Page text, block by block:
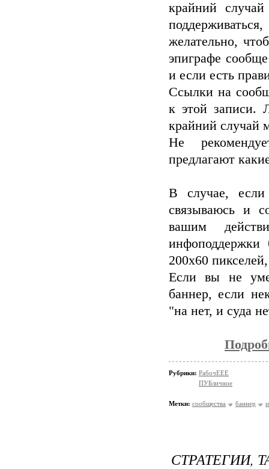
крайний
желательно,
эпиграфе
и если есть
Ссылки на
к этой записи.
крайний случай
Не
предлагают
В случае,
связываюсь и
вашим
инфоподдержки
200х60
Если вы не
баннер, если
"на нет, и суда
Рубрики: РабочЕЕЕ
ПУБличное
Метки: сообщества баннер
СТРАТЕГИИ,